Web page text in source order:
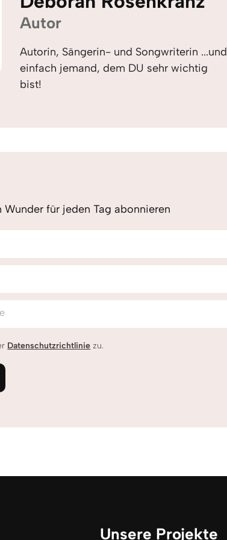
Autor
Autorin, Sängerin- und Songwriterin ...und
einfach jemand, dem DU sehr wichtig
bist!
Wunder für jeden Tag abonnieren
Datenschutzrichtlinie zu.
Unsere Projekte